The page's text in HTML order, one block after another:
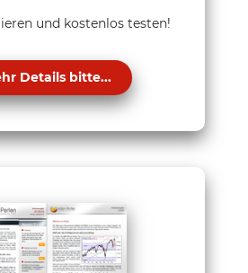
und kostenlos testen!
Details bitte...